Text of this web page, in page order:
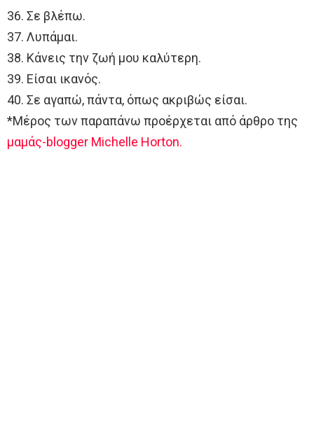
36. Σε βλέπω.
37. Λυπάμαι.
38. Κάνεις την ζωή μου καλύτερη.
39. Είσαι ικανός.
40. Σε αγαπώ, πάντα, όπως ακριβώς είσαι.
*Μέρος των παραπάνω προέρχεται από άρθρο της
μαμάς-blogger Michelle Horton.